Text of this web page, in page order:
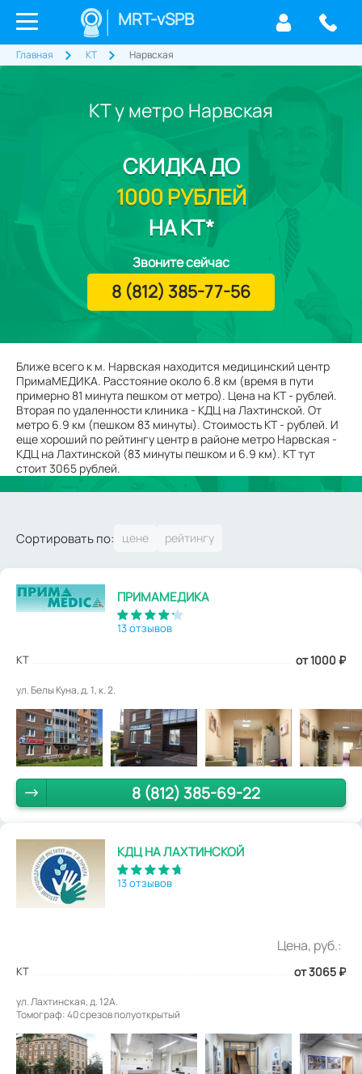
MRT-vSPB
Главная КТ Нарвская
КТ у метро Нарвская
Ближе всего к м. Нарвская находится медицинский центр
ПримаМЕДИКА. Расстояние около 6.8 км (время в пути
примерно 81 минута пешком от метро). Цена на КТ - рублей.
Вторая по удаленности клиника - КДЦ на Лахтинской. От
метро 6.9 км (пешком 83 минуты). Стоимость КТ - рублей. И
еще хороший по рейтингу центр в районе метро Нарвская -
КДЦ на Лахтинской (83 минуты пешком и 6.9 км). КТ тут
стоит 3065 рублей.
СКИДКАДО
1000 РУБЛЕЙ
НА КТ*
Звоните сейчас
8 (812) 385-77-56
Сортировать по:
ПРИМАМЕДИКА
13 отзывов
КТ от 1000 ₽
ул. Белы Куна, д. 1, к. 2.
8 (812) 385-69-22
КДЦ НА ЛАХТИНСКОЙ
13 отзывов
Цена, руб.:
КТ от 3065 ₽
ул. Лахтинская, д. 12А.
Томограф: 40 срезов полуоткрытый